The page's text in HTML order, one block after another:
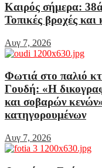
Καιρός σήμερα:
Τοπικές βροχές και
Αυγ 7, 2026
Φωτιά στο παλιό
Γουδή: «Η
και σοβαρών
κατηγορουμένων
Αυγ 7, 2026